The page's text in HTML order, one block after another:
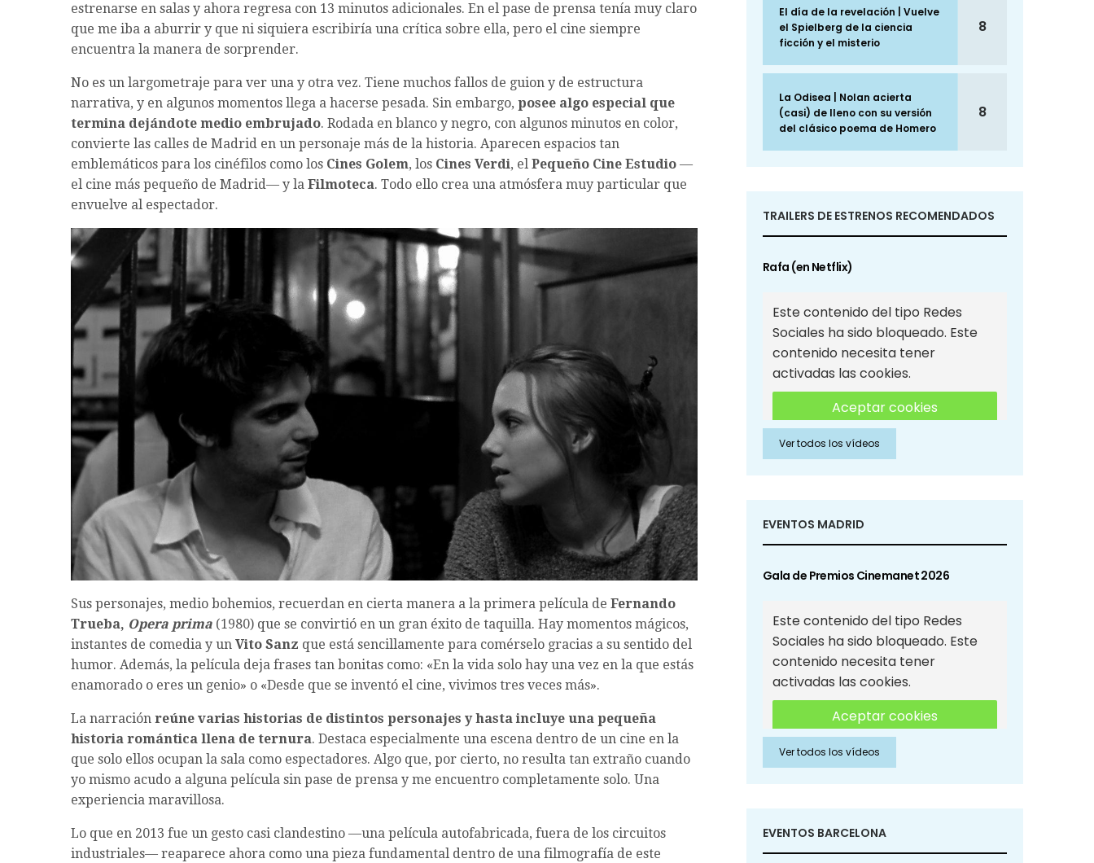
estrenarse en salas y ahora regresa con 13 minutos adicionales. En el pase de prensa tenía muy claro
que me iba a aburrir y que ni siquiera escribiría una crítica sobre ella, pero el cine siempre
encuentra la manera de sorprender.
No es un largometraje para ver una y otra vez. Tiene muchos fallos de guion y de estructura
narrativa, y en algunos momentos llega a hacerse pesada. Sin embargo, posee algo especial que
termina dejándote medio embrujado. Rodada en blanco y negro, con algunos minutos en color,
convierte las calles de Madrid en un personaje más de la historia. Aparecen espacios tan
emblemáticos para los cinéfilos como los Cines Golem, los Cines Verdi, el Pequeño Cine Estudio —
el cine más pequeño de Madrid— y la Filmoteca. Todo ello crea una atmósfera muy particular que
envuelve al espectador.
Sus personajes, medio bohemios, recuerdan en cierta manera a la primera película de Fernando
Trueba, Opera prima (1980) que se convirtió en un gran éxito de taquilla. Hay momentos mágicos,
instantes de comedia y un Vito Sanz que está sencillamente para comérselo gracias a su sentido del
humor. Además, la película deja frases tan bonitas como: «En la vida solo hay una vez en la que estás
enamorado o eres un genio» o «Desde que se inventó el cine, vivimos tres veces más».
La narración reúne varias historias de distintos personajes y hasta incluye una pequeña
historia romántica llena de ternura. Destaca especialmente una escena dentro de un cine en la
que solo ellos ocupan la sala como espectadores. Algo que, por cierto, no resulta tan extraño cuando
yo mismo acudo a alguna película sin pase de prensa y me encuentro completamente solo. Una
experiencia maravillosa.
Lo que en 2013 fue un gesto casi clandestino —una película autofabricada, fuera de los circuitos
industriales— reaparece ahora como una pieza fundamental dentro de una filmografía de este
El día de la revelación | Vuelve
el Spielberg de la ciencia
ficción y el misterio
8
La Odisea | Nolan acierta
(casi) de lleno con su versión
del clásico poema de Homero
8
TRAILERS DE ESTRENOS RECOMENDADOS
Rafa (en Netflix)
Este contenido del tipo Redes
Sociales ha sido bloqueado. Este
contenido necesita tener
activadas las cookies.
Aceptar cookies
Aceptar cookies de Redes
Sociales
Ver todos los vídeos
EVENTOS MADRID
Gala de Premios Cinemanet 2026
Este contenido del tipo Redes
Sociales ha sido bloqueado. Este
contenido necesita tener
activadas las cookies.
Aceptar cookies
Aceptar cookies de Redes
Sociales
Ver todos los vídeos
EVENTOS BARCELONA